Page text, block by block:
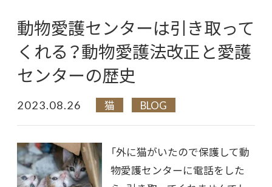
動物愛護センターは引き取って
くれる？動物愛護法改正と愛護
センターの歴史
2023.08.26 猫 BLOG
「外に猫がいたので保護して動
物愛護センターに電話をした